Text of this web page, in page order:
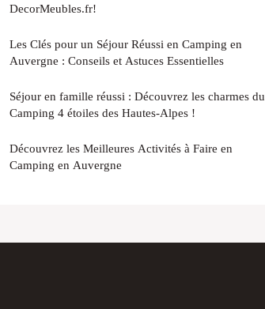
DecorMeubles.fr!
Les Clés pour un Séjour Réussi en Camping en
Auvergne : Conseils et Astuces Essentielles
Séjour en famille réussi : Découvrez les charmes du
Camping 4 étoiles des Hautes-Alpes !
Découvrez les Meilleures Activités à Faire en
Camping en Auvergne